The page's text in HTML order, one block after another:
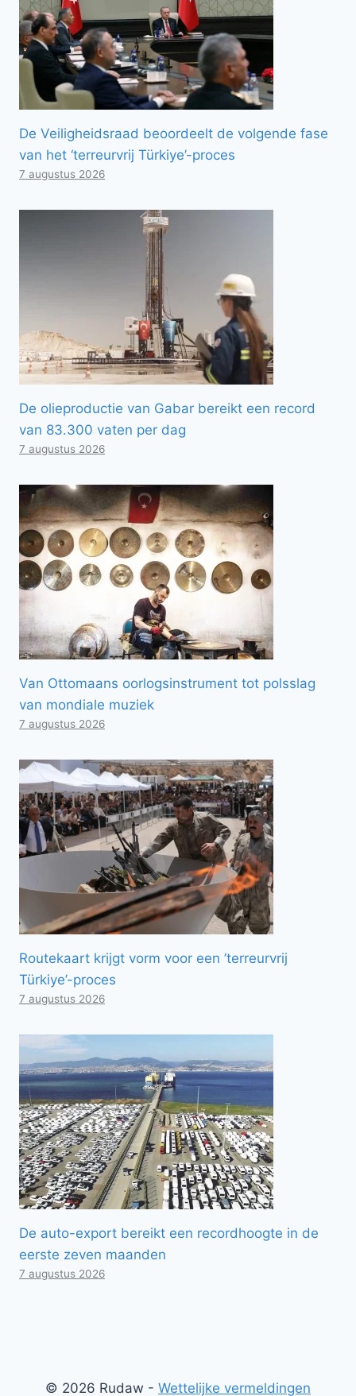
De Veiligheidsraad beoordeelt de volgende fase
van het ‘terreurvrij Türkiye’-proces
7 augustus 2026
De olieproductie van Gabar bereikt een record
van 83.300 vaten per dag
7 augustus 2026
Van Ottomaans oorlogsinstrument tot polsslag
van mondiale muziek
7 augustus 2026
Routekaart krijgt vorm voor een ’terreurvrij
Türkiye’-proces
7 augustus 2026
De auto-export bereikt een recordhoogte in de
eerste zeven maanden
7 augustus 2026
© 2026 Rudaw - Wettelijke vermeldingen